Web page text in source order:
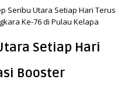
Seribu Utara Setiap Hari Terus
Ke-76 di Pulau Kelapa
Setiap Hari
Booster